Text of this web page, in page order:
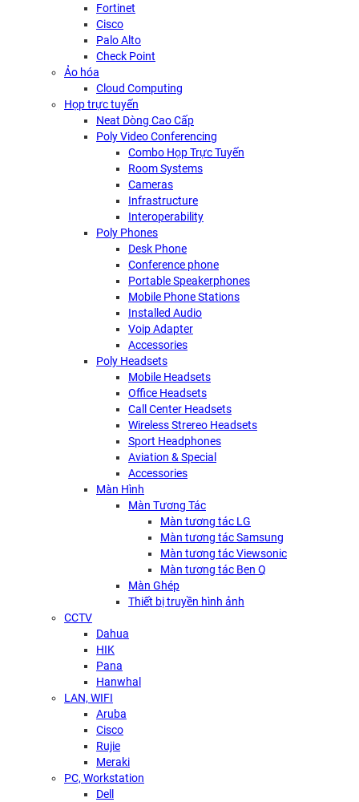
Fortinet
Cisco
Palo Alto
Check Point
Ảo hóa
Cloud Computing
Họp trực tuyến
Neat Dòng Cao Cấp
Poly Video Conferencing
Combo Họp Trực Tuyến
Room Systems
Cameras
Infrastructure
Interoperability
Poly Phones
Desk Phone
Conference phone
Portable Speakerphones
Mobile Phone Stations
Installed Audio
Voip Adapter
Accessories
Poly Headsets
Mobile Headsets
Office Headsets
Call Center Headsets
Wireless Strereo Headsets
Sport Headphones
Aviation & Special
Accessories
Màn Hình
Màn Tương Tác
Màn tương tác LG
Màn tương tác Samsung
Màn tương tác Viewsonic
Màn tương tác Ben Q
Màn Ghép
Thiết bị truyền hình ảnh
CCTV
Dahua
HIK
Pana
Hanwhal
LAN, WIFI
Aruba
Cisco
Rujie
Meraki
PC, Workstation
Dell